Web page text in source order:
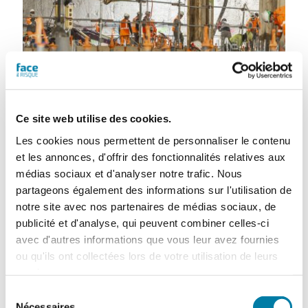
Ce site web utilise des cookies.
Les cookies nous permettent de personnaliser le contenu
et les annonces, d'offrir des fonctionnalités relatives aux
médias sociaux et d'analyser notre trafic. Nous
partageons également des informations sur l'utilisation de
notre site avec nos partenaires de médias sociaux, de
publicité et d'analyse, qui peuvent combiner celles-ci
avec d'autres informations que vous leur avez fournies
ou qu'ils ont collectées lors de votre utilisation de leurs
Eiffage mise sur l’innovation
pour prévenir les TMS FAR
10 décembre 2021
Actif depuis longtemps dans la prévention
des troubles musculo-squelettiques (TMS),
Eiffage mise aujourd’hui sur les nouvelles
technologies pour compléter les mesures de
prévention et de protection déjà en place.